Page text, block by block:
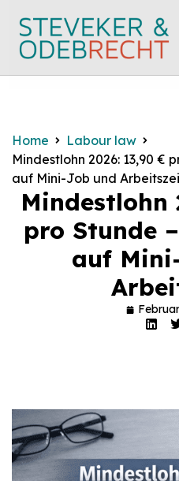
Home
Labour law
Mindestlohn 2026: 13,90 €
auf Mini-Job und
Mindestlohn
pro Stunde
auf